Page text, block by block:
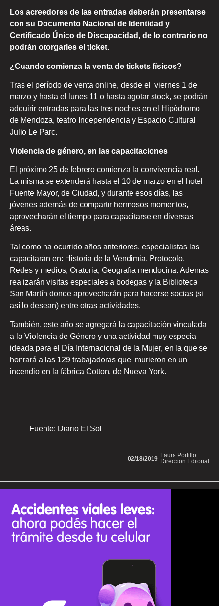
Los acreedores de las entradas deberán presentarse
con su Documento Nacional de Identidad y
Certificado Único de Discapacidad, de lo contrario no
podrán otorgarles el ticket.
¿Cuando comienza la venta de tickets físicos?
Tras el período de venta online, desde el viernes 1 de
marzo y hasta el lunes 11 o hasta agotar stock, se podrán
adquirir entradas para las tres noches en el Hipódromo
de Mendoza, teatro Independencia y Espacio Cultural
Julio Le Parc.
Violencia de género, en las capacitaciones
El próximo 25 de febrero comienza la convivencia real.
La misma se extenderá hasta el 10 de marzo en el hotel
Fuente Mayor, de Ciudad, y durante esos días, las
jóvenes además de compartir hermosos momentos,
aprovecharán el tiempo para capacitarse en diversas
áreas.
Tal como ha ocurrido años anteriores, especialistas las
capacitarán en: Historia de la Vendimia, Protocolo,
Redes y medios, Oratoria, Geografía mendocina. Ademas
realizarán visitas especiales a bodegas y la Biblioteca
San Martín donde aprovecharán para hacerse socias (si
así lo desean) entre otras actividades.
También, este año se agregará la capacitación vinculada
a la Violencia de Género y una actividad muy especial
ideada para el Día Internacional de la Mujer, en la que se
honrará a las 129 trabajadoras que murieron en un
incendio en la fábrica Cotton, de Nueva York.
Fuente: Diario El Sol
Laura Portillo
Direccion Editorial
02/18/2019